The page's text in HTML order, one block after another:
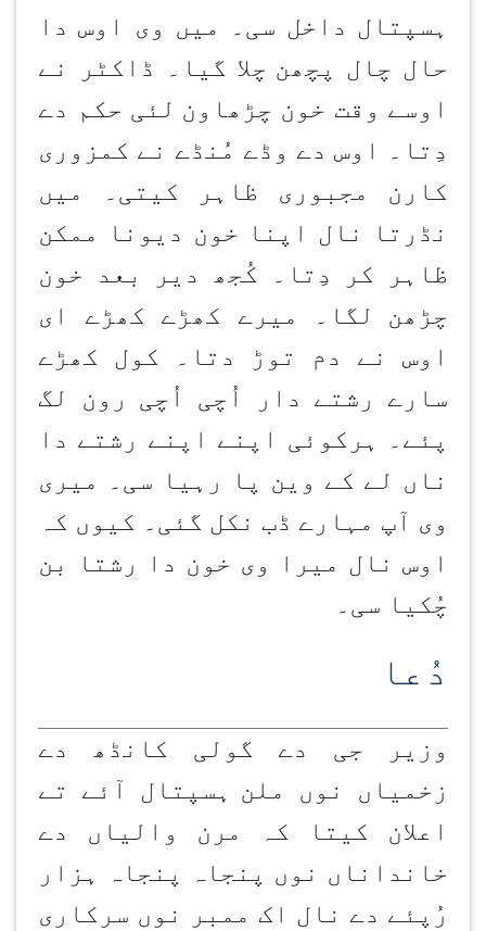
ہسپتال داخل سی۔ میں وی اوس دا
حال چال پچھن چلا گیا۔ ڈاکٹر نے
اوسے وقت خون چڑھاون لئی حکم دے
دِتا۔ اوس دے وڈے مُنڈے نے کمزوری
کارن مجبوری ظاہر کیتی۔ میں
نڈرتا نال اپنا خون دیونا ممکن
ظاہر کر دِتا۔ کُجھ دیر بعد خون
چڑھن
لگا۔ میرے کھڑے کھڑے ای
اوس نے دم توڑ دتا۔ کول کھڑے
سارے رشتے دار اُچی اُچی رون لگ
پئے۔ ہرکوئی اپنے اپنے رشتے دا
ناں لے کے وین پا رہیا سی۔ میری
وی آپ مہارے ڈب نکل گئی۔ کیوں کہ
اوس نال میرا وی خون دا رشتا بن
چُکیا سی۔
دُعا
وزیر جی دے گولی کانڈھ دے
زخمیاں نوں ملن
ہسپتال آئے تے
اعلان کیتا کہ مرن والیاں دے
خانداناں نوں پنجاہ پنجاہ ہزار
رُپئے دے نال اک ممبر نوں سرکاری